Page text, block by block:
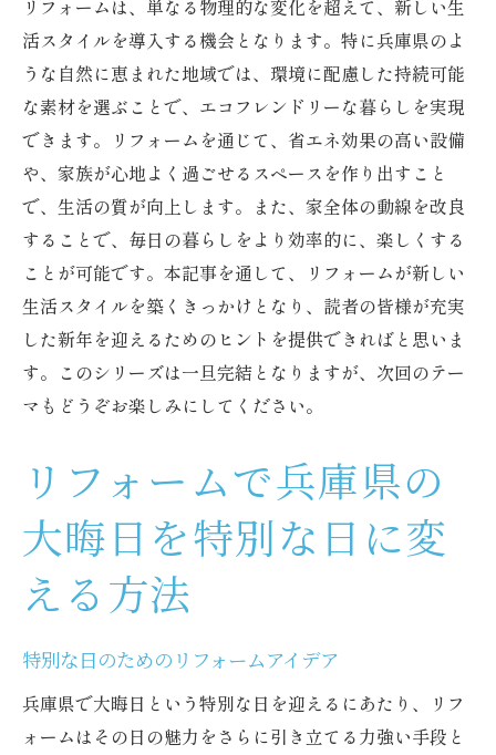
リフォームは、単なる物理的な変化を超えて、新しい生
活スタイルを導入する機会となります。特に兵庫県のよ
うな自然に恵まれた地域では、環境に配慮した持続可能
な素材を選ぶことで、エコフレンドリーな暮らしを実現
できます。リフォームを通じて、省エネ効果の高い設備
や、家族が心地よく過ごせるスペースを作り出すこと
で、生活の質が向上します。また、家全体の動線を改良
することで、毎日の暮らしをより効率的に、楽しくする
ことが可能です。本記事を通して、リフォームが新しい
生活スタイルを築くきっかけとなり、読者の皆様が充実
した新年を迎えるためのヒントを提供できればと思いま
す。このシリーズは一旦完結となりますが、次回のテー
マもどうぞお楽しみにしてください。
リフォームで兵庫県の
大晦日を特別な日に変
える方法
特別な日のためのリフォームアイデア
兵庫県で大晦日という特別な日を迎えるにあたり、リフ
ォームはその日の魅力をさらに引き立てる力強い手段と